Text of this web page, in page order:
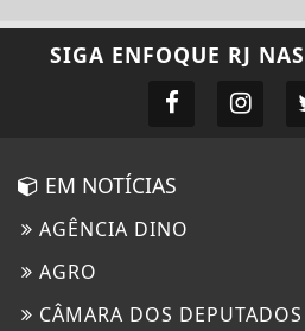
SIGA ENFOQUE RJ
EM NOTÍCIAS
AGÊNCIA DINO
AGRO
CÂMARA DOS DEPUTADOS